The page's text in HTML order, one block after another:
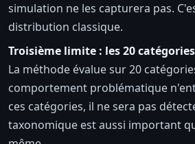
simulation ne les capturera pas.
distribution classique.
Troisième limite : les 20
La méthode évalue sur 20
comportement problématique
ces catégories, il ne sera pas
taxonomique est aussi important